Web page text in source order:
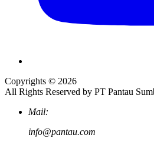
Copyrights © 2026
All Rights Reserved by PT Pantau
Mail:
info@pantau.com